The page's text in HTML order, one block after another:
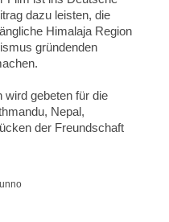
dazu leisten, die
Himalaja Region
gründenden
wird gebeten für die
Nepal,
der Freundschaft